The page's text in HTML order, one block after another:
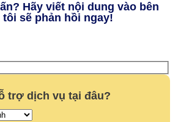
Hãy viết nội dung vào bên
sẽ phản hồi ngay!
trợ dịch vụ tại đâu?